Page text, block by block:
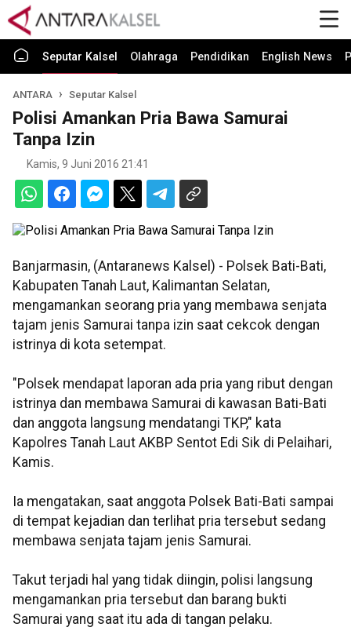
Seputar Kalsel Olahraga Pendidikan English News
ANTARA Seputar Kalsel
Polisi Amankan Pria Bawa Samurai
Tanpa Izin
Kamis, 9 Juni 2016 21:41
Banjarmasin, (Antaranews Kalsel) - Polsek Bati-Bati,
Kabupaten Tanah Laut, Kalimantan Selatan,
mengamankan seorang pria yang membawa senjata
tajam jenis Samurai tanpa izin saat cekcok dengan
istrinya di kota setempat.
"Polsek mendapat laporan ada pria yang ribut dengan
istrinya dan membawa Samurai di kawasan Bati-Bati
dan anggota langsung mendatangi TKP," kata
Kapolres Tanah Laut AKBP Sentot Edi Sik di Pelaihari,
Kamis.
Ia mengatakan, saat anggota Polsek Bati-Bati sampai
di tempat kejadian dan terlihat pria tersebut sedang
membawa senjata tajam jenis Samurai.
Takut terjadi hal yang tidak diingin, polisi langsung
mengamankan pria tersebut dan barang bukti
Samurai yang saat itu ada di tangan pelaku.